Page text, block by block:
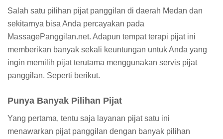
Salah satu pilihan pijat panggilan di daerah Medan dan
sekitarnya bisa Anda percayakan pada
MassagePanggilan.net. Adapun tempat terapi pijat ini
memberikan banyak sekali keuntungan untuk Anda yang
ingin memilih pijat terutama menggunakan servis pijat
panggilan. Seperti berikut.
Punya Banyak Pilihan Pijat
Yang pertama, tentu saja layanan pijat satu ini
menawarkan pijat panggilan dengan banyak pilihan